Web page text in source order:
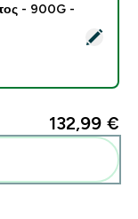
Γάλακτος -
- 900G -
132,99 €‎